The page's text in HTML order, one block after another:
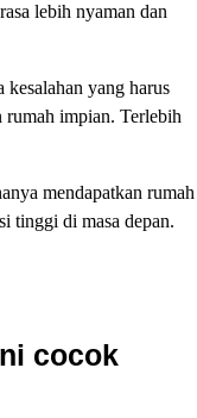
lebih nyaman dan
kesalahan yang harus
impian. Terlebih
mendapatkan rumah
tinggi di masa depan.
cocok